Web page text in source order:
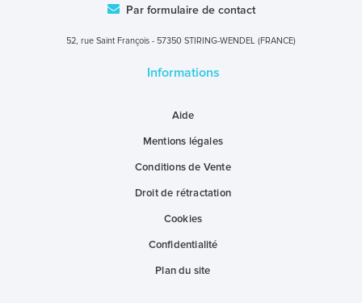
Par formulaire de contact
52, rue Saint François - 57350 STIRING-WENDEL (FRANCE)
Informations
Aide
Mentions légales
Conditions de Vente
Droit de rétractation
Cookies
Confidentialité
Plan du site